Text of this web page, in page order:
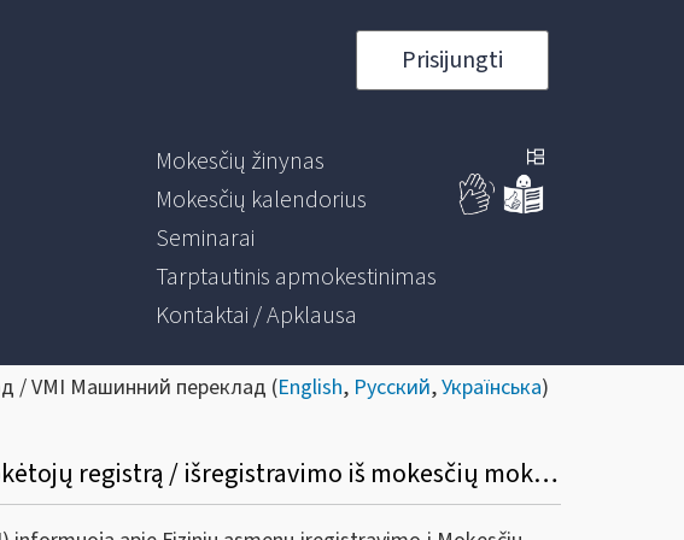
Prisijungti
Mokesčių žinynas
Mokesčių kalendorius
Seminarai
Tarptautinis apmokestinimas
Kontaktai / Apklausa
/ VMI Машинний переклад (English, Русский,Українська)
Informacinis pranešimas dėl fizinių asmenų įregistravimo į mokesčių mokėtojų registrą / išregistravimo iš mokesčių mokėtojų registro taisyklių pakeitimo